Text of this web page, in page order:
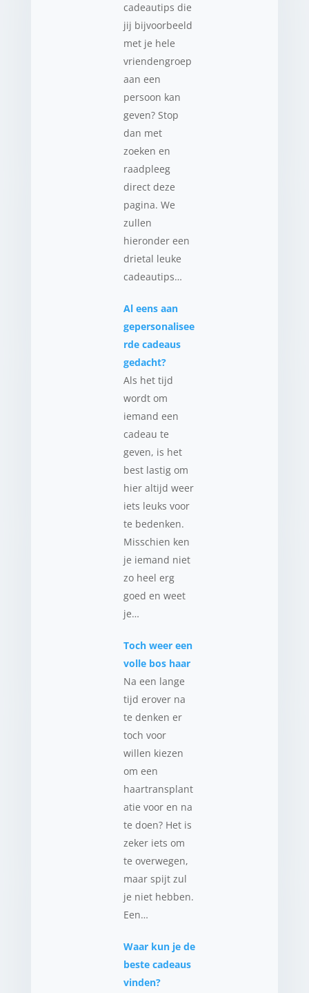
cadeautips die
jij bijvoorbeeld
met je hele
vriendengroep
aan een
persoon kan
geven? Stop
dan met
zoeken en
raadpleeg
direct deze
pagina. We
zullen
hieronder een
drietal leuke
cadeautips…
Al eens aan
gepersonalisee
rde cadeaus
gedacht?
Als het tijd
wordt om
iemand een
cadeau te
geven, is het
best lastig om
hier altijd weer
iets leuks voor
te bedenken.
Misschien ken
je iemand niet
zo heel erg
goed en weet
je…
Toch weer een
volle bos haar
Na een lange
tijd erover na
te denken er
toch voor
willen kiezen
om een
haartransplant
atie voor en na
te doen? Het is
zeker iets om
te overwegen,
maar spijt zul
je niet hebben.
Een…
Waar kun je de
beste cadeaus
vinden?